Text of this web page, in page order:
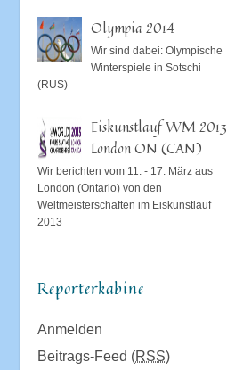
Olympia 2014
Wir sind dabei: Olympische
Winterspiele in Sotschi
(RUS)
Eiskunstlauf WM 2013
London ON (CAN)
Wir berichten vom 11. - 17. März aus
London (Ontario) von den
Weltmeisterschaften im Eiskunstlauf
2013
Reporterkabine
Anmelden
Beitrags-Feed (RSS)